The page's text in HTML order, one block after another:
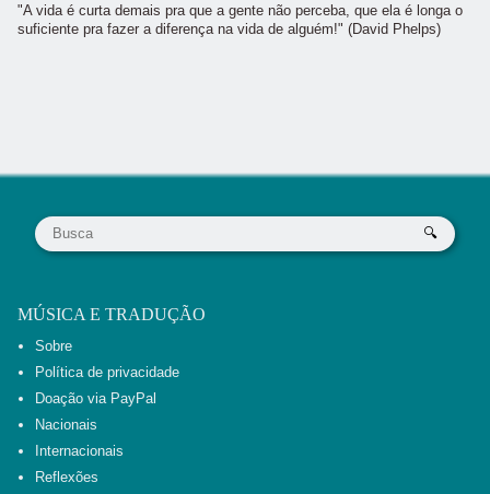
"A vida é curta demais pra que a gente não perceba, que ela é longa o
suficiente pra fazer a diferença na vida de alguém!" (David Phelps)
MÚSICA E TRADUÇÃO
Sobre
Política de privacidade
Doação via PayPal
Nacionais
Internacionais
Reflexões